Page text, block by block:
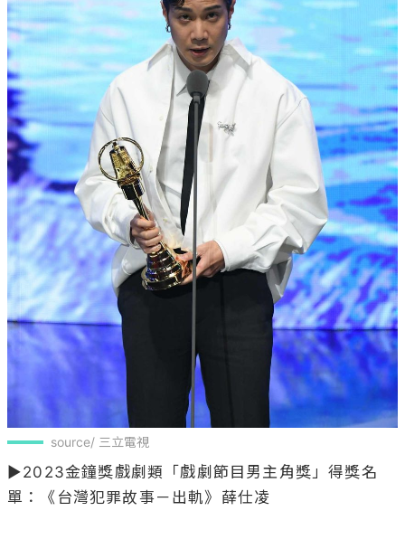
source/ 三立電視
▶2023金鐘獎戲劇類「戲劇節目男主角獎」得獎名
單：《台灣犯罪故事－出軌》薛仕凌